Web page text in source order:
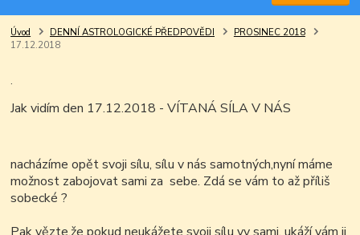
Úvod DENNÍ ASTROLOGICKÉ PŘEDPOVĚDI
PROSINEC 2018
17.12.2018
.
Jak vidím den 17.12.2018 - VÍTANÁ SÍLA V NÁS
nacházíme opět svoji sílu, sílu v nás samotných,nyní máme
možnost zabojovat sami za sebe. Zdá se vám to až příliš
sobecké ?